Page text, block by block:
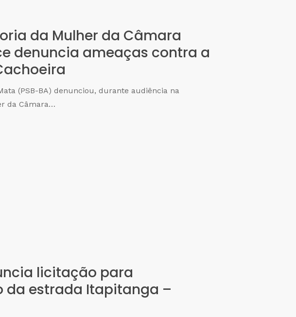
da Mulher da Câmara
denuncia ameaças contra a
(PSB-BA) denunciou, durante audiência na
da Câmara…
licitação para
da estrada Itapitanga –